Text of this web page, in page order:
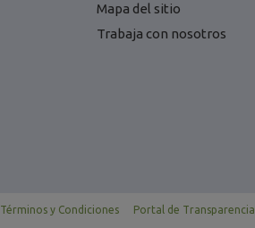
Mapa del sitio
Trabaja con nosotros
Términos y Condiciones Portal de Transparencia